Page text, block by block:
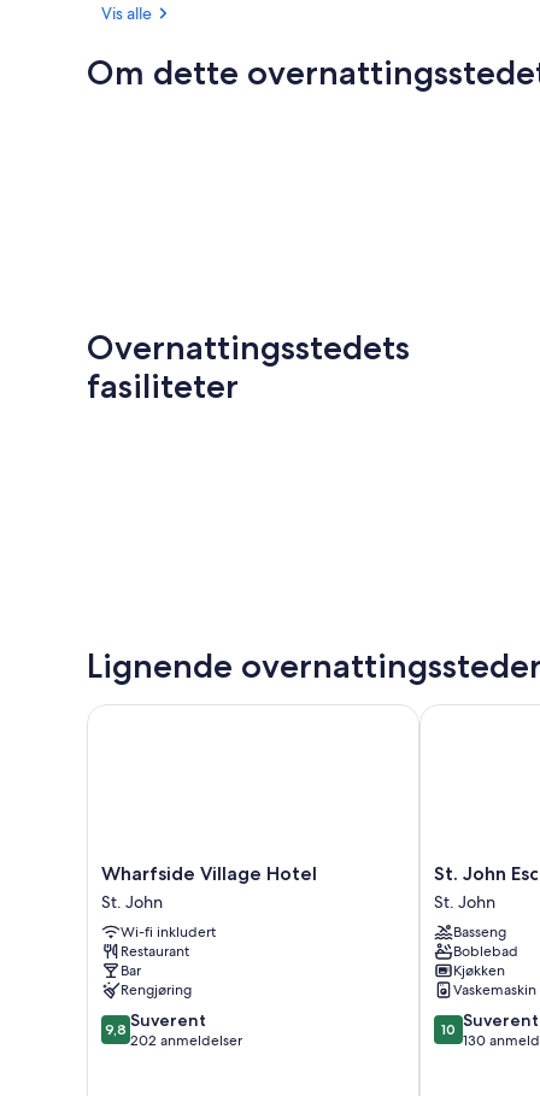
Vis alle
Om dette
Overnattingsstedets
fasiliteter
Lignende overnattingssteder
Wharfside
Village
Hotel
St.
John
Wharfside Village Hotel
St. John
Wi-fi inkludert
Restaurant
Bar
Rengjøring
9.8
av
9,8 Suverent
202 anmeldelser
Wharfside Village Hotel
St.
John
Escape
4-
304
St.
John
St. John
St. John
Basseng
Boblebad
Kjøkken
Vaskemaskin
10.0
av
10 Suverent
130
St. John